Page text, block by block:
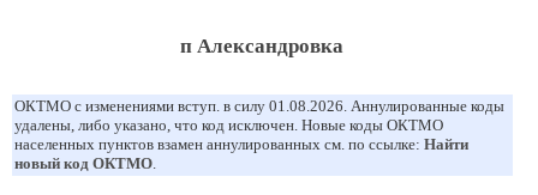
п Александровка
ОКТМО с изменениями вступ. в силу 01.08.2026. Аннулированные коды
удалены, либо указано, что код исключен. Новые коды ОКТМО
населенных пунктов взамен аннулированных см. по ссылке: Найти
новый код ОКТМО.